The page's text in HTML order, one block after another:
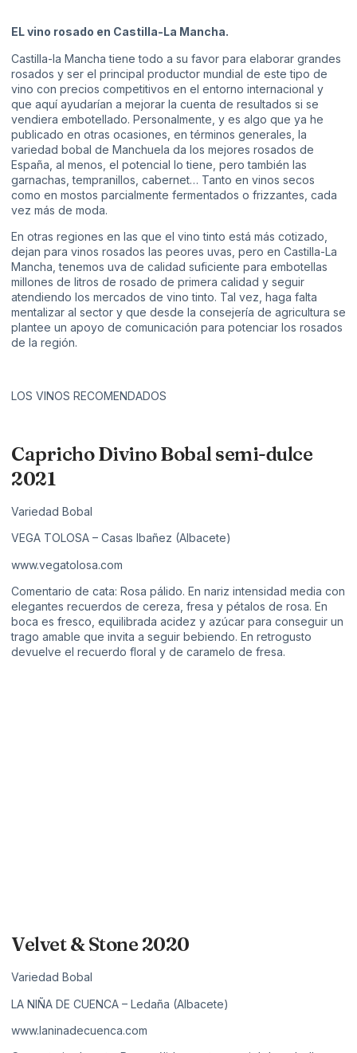
EL vino rosado en Castilla-La Mancha.
Castilla-la Mancha tiene todo a su favor para elaborar grandes
rosados y ser el principal productor mundial de este tipo de
vino con precios competitivos en el entorno internacional y
que aquí ayudarían a mejorar la cuenta de resultados si se
vendiera embotellado. Personalmente, y es algo que ya he
publicado en otras ocasiones, en términos generales, la
variedad bobal de Manchuela da los mejores rosados de
España, al menos, el potencial lo tiene, pero también las
garnachas, tempranillos, cabernet… Tanto en vinos secos
como en mostos parcialmente fermentados o frizzantes, cada
vez más de moda.
En otras regiones en las que el vino tinto está más cotizado,
dejan para vinos rosados las peores uvas, pero en Castilla-La
Mancha, tenemos uva de calidad suficiente para embotellas
millones de litros de rosado de primera calidad y seguir
atendiendo los mercados de vino tinto. Tal vez, haga falta
mentalizar al sector y que desde la consejería de agricultura se
plantee un apoyo de comunicación para potenciar los rosados
de la región.
LOS VINOS RECOMENDADOS
Capricho Divino Bobal semi-dulce
2021
Variedad Bobal
VEGA TOLOSA – Casas Ibañez (Albacete)
www.vegatolosa.com
Comentario de cata: Rosa pálido. En nariz intensidad media con
elegantes recuerdos de cereza, fresa y pétalos de rosa. En
boca es fresco, equilibrada acidez y azúcar para conseguir un
trago amable que invita a seguir bebiendo. En retrogusto
devuelve el recuerdo floral y de caramelo de fresa.
Velvet & Stone 2020
Variedad Bobal
LA NIÑA DE CUENCA – Ledaña (Albacete)
www.laninadecuenca.com